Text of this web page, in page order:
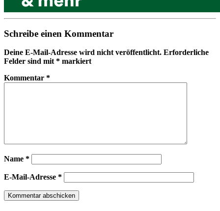
Schreibe einen Kommentar
Deine E-Mail-Adresse wird nicht veröffentlicht. Erforderliche
Felder sind mit* markiert
Kommentar *
Name *
E-Mail-Adresse *